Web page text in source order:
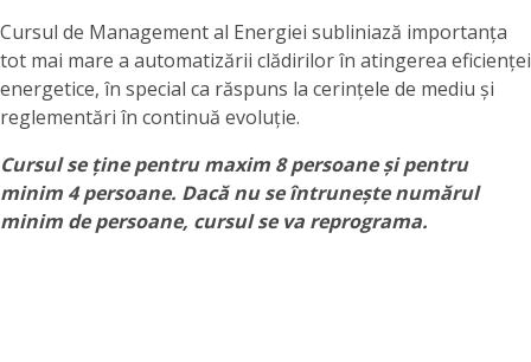
Cursul de Management al Energiei subliniază importanța
tot mai mare a automatizării clădirilor în atingerea eficienței
energetice, în special ca răspuns la cerințele de mediu și
reglementări în continuă evoluție.
Cursul se ține pentru maxim 8 persoane și pentru
minim 4 persoane. Dacă nu se întrunește numărul
minim de persoane, cursul se va reprograma.